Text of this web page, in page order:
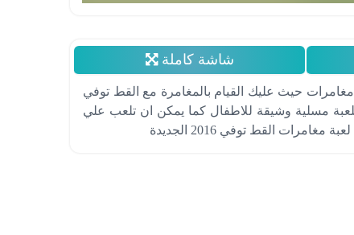
شاشة كاملة
حيث عليك القيام بالمغامرة مع القط توفي
مسلية وشيقة للاطفال كما يمكن ان تلعب علي
القط توفي 2016 الجديدة